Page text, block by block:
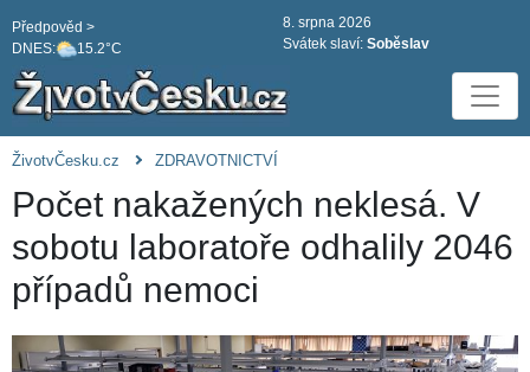
DNES: 15.2°C
Předpověd >
8. srpna 2026
Svátek slaví: Soběslav
ŽivotvČesku.cz ZDRAVOTNICTVÍ
Počet nakažených neklesá. V
sobotu laboratoře odhalily 2046
případů nemoci